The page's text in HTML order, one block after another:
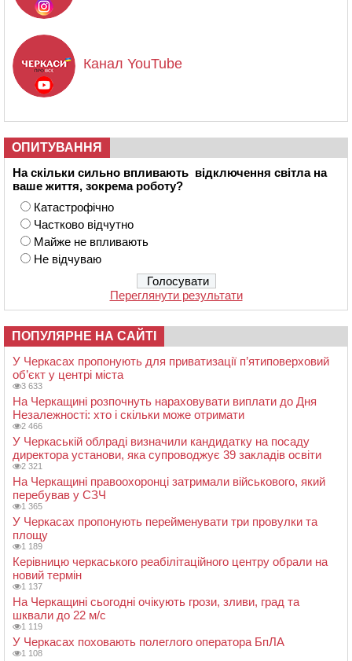
Канал YouTube
ОПИТУВАННЯ
На скільки сильно впливають відключення світла на
ваше життя, зокрема роботу?
Катастрофічно
Частково відчутно
Майже не впливають
Не відчуваю
Переглянути результати
ПОПУЛЯРНЕ НА САЙТІ
У Черкасах пропонують для приватизації п’ятиповерховий
об’єкт у центрі міста
3 633
На Черкащині розпочнуть нараховувати виплати до Дня
Незалежності: хто і скільки може отримати
2 466
У Черкаській облраді визначили кандидатку на посаду
директора установи, яка супроводжує 39 закладів освіти
2 321
На Черкащині правоохоронці затримали військового, який
перебував у СЗЧ
1 365
У Черкасах пропонують перейменувати три провулки та
площу
1 189
Керівницю черкаського реабілітаційного центру обрали на
новий термін
1 137
На Черкащині сьогодні очікують грози, зливи, град та
шквали до 22 м/с
1 119
У Черкасах поховають полеглого оператора БпЛА
1 108